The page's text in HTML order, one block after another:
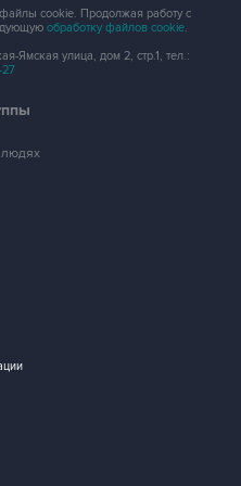
cookie. Продолжая работу с
обработку файлов cookie.
Ямская улица, дом 2, стр.1, тел.:
27